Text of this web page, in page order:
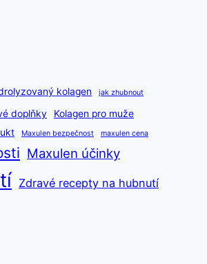
kolagen jak zhubnout
doplňky
Kolagen pro muže
Maxulen bezpečnost maxulen cena
Maxulen účinky
Zdravé recepty na hubnutí